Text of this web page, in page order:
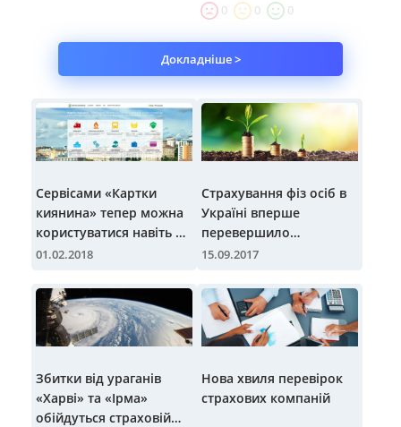
0
0 0
Докладніше >
Сервісами «Картки
киянина» тепер можна
користуватися навіть не
маючи фізичної карти
01.02.2018
Страхування фіз осіб в
Україні вперше
перевершило
корпоративне
15.09.2017
Збитки від ураганів
«Харві» та «Ірма»
обійдуться страховій
Нова хвиля перевірок
страхових компаній